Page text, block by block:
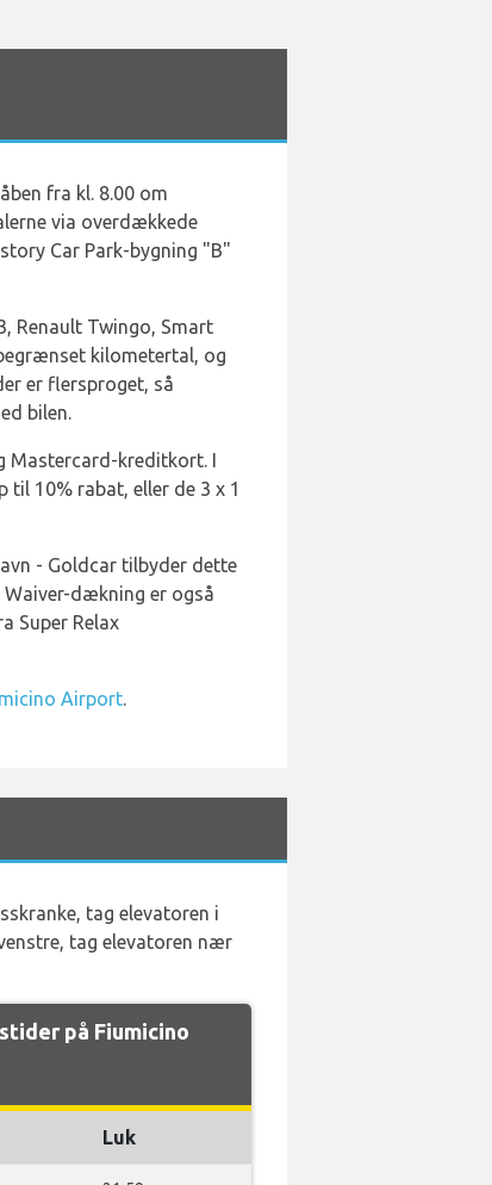
fra kl. 8.00 om
via overdækkede
Car Park-bygning "B"
Renault Twingo, Smart
kilometertal, og
er flersproget, så
bilen.
Mastercard-kreditkort. I
10% rabat, eller de 3 x 1
- Goldcar tilbyder dette
Waiver-dækning er også
Super Relax
Airport.
tag elevatoren i
tag elevatoren nær
på Fiumicino
Luk